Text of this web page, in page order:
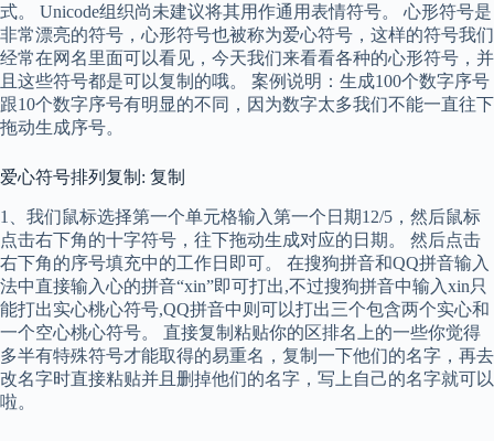
式。 Unicode组织尚未建议将其用作通用表情符号。 心形符号是
非常漂亮的符号，心形符号也被称为爱心符号，这样的符号我们
经常在网名里面可以看见，今天我们来看看各种的心形符号，并
且这些符号都是可以复制的哦。 案例说明：生成100个数字序号
跟10个数字序号有明显的不同，因为数字太多我们不能一直往下
拖动生成序号。
爱心符号排列复制: 复制
1、我们鼠标选择第一个单元格输入第一个日期12/5，然后鼠标
点击右下角的十字符号，往下拖动生成对应的日期。 然后点击
右下角的序号填充中的工作日即可。 在搜狗拼音和QQ拼音输入
法中直接输入心的拼音“xin”即可打出,不过搜狗拼音中输入xin只
能打出实心桃心符号,QQ拼音中则可以打出三个包含两个实心和
一个空心桃心符号。 直接复制粘贴你的区排名上的一些你觉得
多半有特殊符号才能取得的易重名，复制一下他们的名字，再去
改名字时直接粘贴并且删掉他们的名字，写上自己的名字就可以
啦。